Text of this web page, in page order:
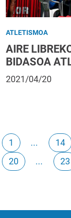
ATLETISMOA
AIRE
BIDASOA
2021/04/20
1 ... 14
20
... 23